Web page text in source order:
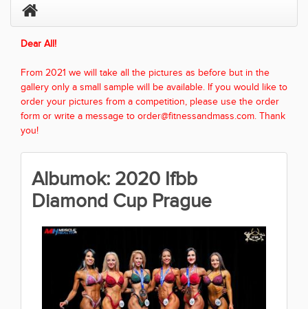
Dear All!
From 2021 we will take all the pictures as before but in the
gallery only a small sample will be available. If you would like to
order your pictures from a competition, please use the order
form or write a message to order@fitnessandmass.com. Thank
you!
Albumok: 2020 Ifbb
Diamond Cup Prague